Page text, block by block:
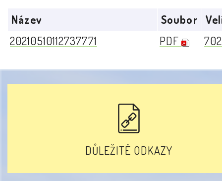
Název Soubor
20210510112737771
PDF
DŮLEŽITÉ ODKAZY